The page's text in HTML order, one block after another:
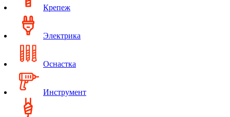
Крепеж
Электрика
Оснастка
Инструмент